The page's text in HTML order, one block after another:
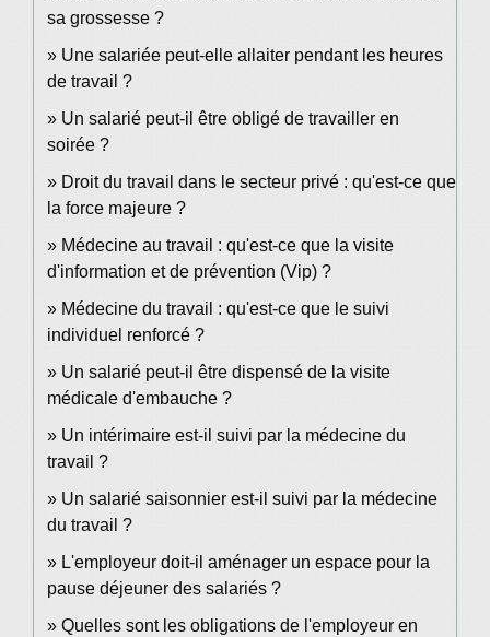
sa grossesse ?
Une salariée peut-elle allaiter pendant les heures
de travail ?
Un salarié peut-il être obligé de travailler en
soirée ?
Droit du travail dans le secteur privé : qu'est-ce que
la force majeure ?
Médecine au travail : qu'est-ce que la visite
d'information et de prévention (Vip) ?
Médecine du travail : qu'est-ce que le suivi
individuel renforcé ?
Un salarié peut-il être dispensé de la visite
médicale d'embauche ?
Un intérimaire est-il suivi par la médecine du
travail ?
Un salarié saisonnier est-il suivi par la médecine
du travail ?
L'employeur doit-il aménager un espace pour la
pause déjeuner des salariés ?
Quelles sont les obligations de l'employeur en